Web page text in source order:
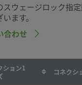
スウェージロック指
ます。
合わせ
ション1
コネクシ